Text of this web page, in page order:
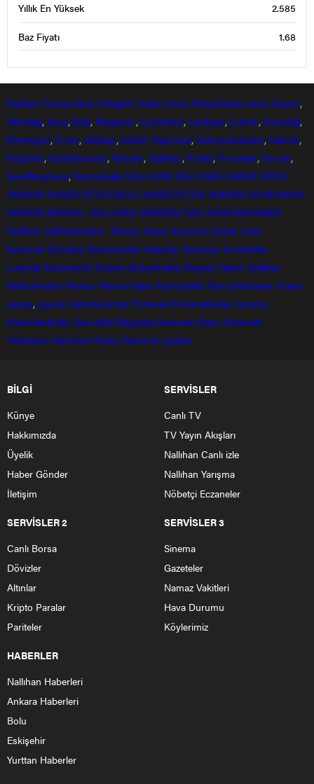
Yıllık En Yüksek 2.585
Baz Fiyatı 1.68
Nallıhan Ankara Bolu Eskişehir haber sitesi Ankarahabersitesi Akyurt,
Altındağ,Ayaş, Balâ, Beypazarı, Çamlıdere, Çankaya, Çubuk, Elmadağ,
Etimesgut, Evren,Gölbaşı,Güdül, Haymana, Kahramankazan, Kalecik,
Keçiören, Kızılcahamam, Mamak, Nallıhan, Polatlı, Pursaklar,Sincan,
Şereflikoçhisar,Yenimahalle NALLIHAN NALLIHAN HABER SİTESİ
ANKARA HABER SİTESİ BOLU HABER SİTESİ ANKARA SONDAKİKA
ANKARA MASASI NALLIHAN GÜNDEM NALLIHANHASHABER
Nallihan nallihanhasber Ankara Haber Karaman Haber sitesi
Karaman Gündem Karamandan Haberler Karaman Sondakika
Larende Karaman24 Ankara Ankarahaber Beyparı Haber Nallıhan
Nalıhanhaber Memur Memurhaber Kamuhaber Kamudanhaber imaret
asayiş, uyanış haberkaraman Ermenek Ermenekhaber Ayrancı
Kazımkarabekir Sarıveliler Başyayla Karaman Basın Karaman
Televizyon Karaman Radyo Karaman gazete
BİLGİ
Künye
Hakkımızda
Üyelik
Haber Gönder
İletişim
SERVİSLER
Canlı TV
TV Yayın Akışları
Nallıhan Canlı izle
Nallıhan Yarışma
Nöbetçi Eczaneler
SERVİSLER 2
Canlı Borsa
Dövizler
Altınlar
Kripto Paralar
Pariteler
SERVİSLER 3
Sinema
Gazeteler
Namaz Vakitleri
Hava Durumu
Köylerimiz
HABERLER
Nallıhan Haberleri
Ankara Haberleri
Bolu
Eskişehir
Yurttan Haberler